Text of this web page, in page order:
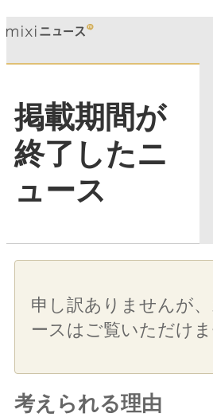
掲載期間が
終了したニ
ュース
申し訳ありませんが
ースはご覧いただけま
考えられる理由